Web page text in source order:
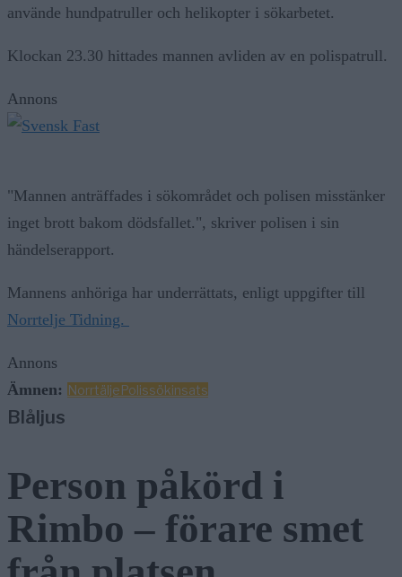
använde hundpatruller och helikopter i sökarbetet.
Klockan 23.30 hittades mannen avliden av en polispatrull.
Annons
"Mannen anträffades i sökområdet och polisen misstänker
inget brott bakom dödsfallet.", skriver polisen i sin
händelserapport.
Mannens anhöriga har underrättats, enligt uppgifter till
Norrtelje Tidning.
Annons
Ämnen: NorrtäljePolissökinsats
Blåljus
Person påkörd i
Rimbo – förare smet